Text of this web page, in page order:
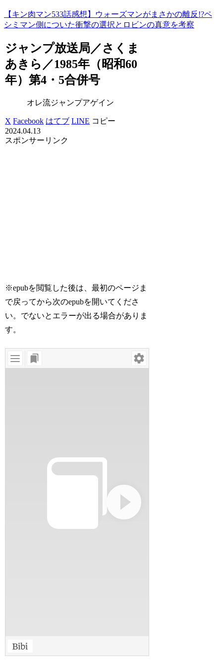
【キン肉マン533話感想】ウォーズマンがまさかの離反!?ペ
シミマン側についた衝撃の選択とロビンの真意を考察
ジャンプ放送局／さくま
あきら／1985年（昭和60
年）第4・5合併号
オレ流ジャンプアゲイン
X Facebook はてブ LINE コピー
2024.04.13
スポンサーリンク
※epubを閲覧した後は、最初のページま
で戻ってから次のepubを開いてくださ
い。でないとエラーが出る場合がありま
す。